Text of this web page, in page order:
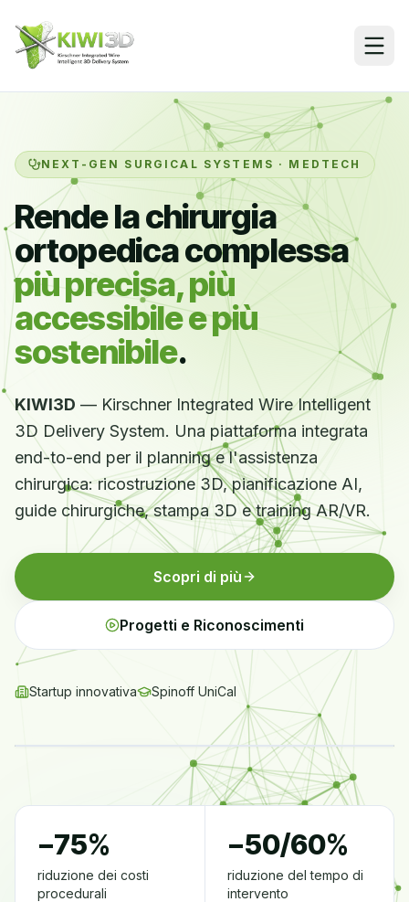
NEXT-GEN SURGICAL SYSTEMS · MEDTECH
Rende la chirurgia
ortopedica complessa
più precisa, più
accessibile e più
sostenibile.
KIWI3D — Kirschner Integrated Wire Intelligent
3D Delivery System. Una piattaforma integrata
end-to-end per il planning e l'assistenza
chirurgica: ricostruzione 3D, pianificazione AI,
guide chirurgiche, stampa 3D e training AR/VR.
Scopri di più
Progetti e Riconoscimenti
Startup innovativa Spinoff UniCal
AI-assisted
−75%
riduzione dei costi
procedurali
−50/60%
riduzione del tempo di
intervento